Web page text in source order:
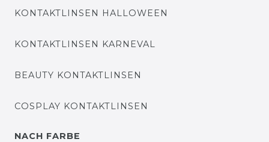
KONTAKTLINSEN HALLOWEEN
KONTAKTLINSEN KARNEVAL
BEAUTY KONTAKTLINSEN
COSPLAY KONTAKTLINSEN
NACH FARBE